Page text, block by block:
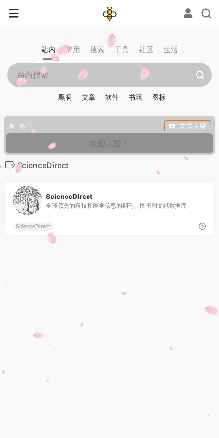
站内 常用 搜索 工具 社区 生活
黑洞 文章 软件 书籍 图标
热门 立即入驻
欢迎入驻！
ScienceDirect
ScienceDirect
全球领先的科技和医学信息的期刊、图书和文献数据库
ScienceDirect